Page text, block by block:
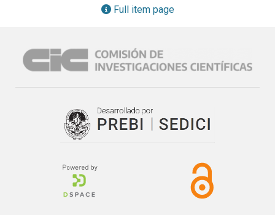
esto se han sorteado obstáculos y refinado detalles para
objetivos académicos, se espera que estas herramientas
puedan también propagarse a otros espacios públicos y/o
Full item page